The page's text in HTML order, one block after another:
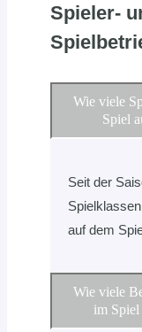
Spieler-
Wie viele
Spiel
Seit der
Spielklassen
auf dem
Wie viele
im Spiel